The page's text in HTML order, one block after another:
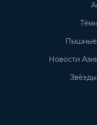
Пышные
Новости